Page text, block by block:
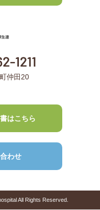
仲田20
はこちら
わせ
All Rights Reserved.